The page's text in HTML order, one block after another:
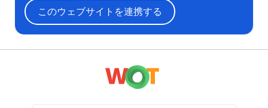
このウェブサイトを連携する